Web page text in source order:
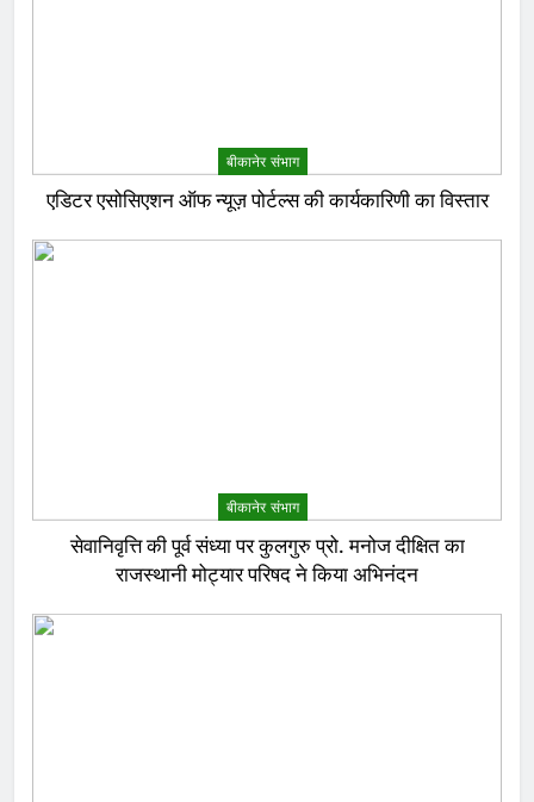
बीकानेर संभाग
एडिटर एसोसिएशन ऑफ न्यूज़ पोर्टल्स की कार्यकारिणी का विस्तार
बीकानेर संभाग
सेवानिवृत्ति की पूर्व संध्या पर कुलगुरु प्रो. मनोज दीक्षित का
राजस्थानी मोट्यार परिषद ने किया अभिनंदन